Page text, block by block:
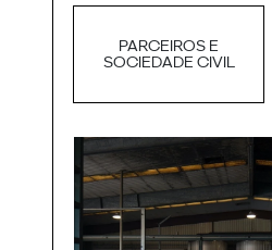
PARCEIROS E
SOCIEDADE CIVIL